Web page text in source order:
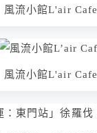
風流小館L'air Cafe
風流小館L'air Cafe